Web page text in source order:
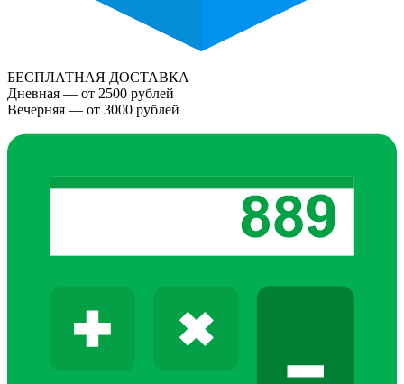
БЕСПЛАТНАЯ ДОСТАВКА
Дневная — от 2500 рублей
Вечерняя — от 3000 рублей